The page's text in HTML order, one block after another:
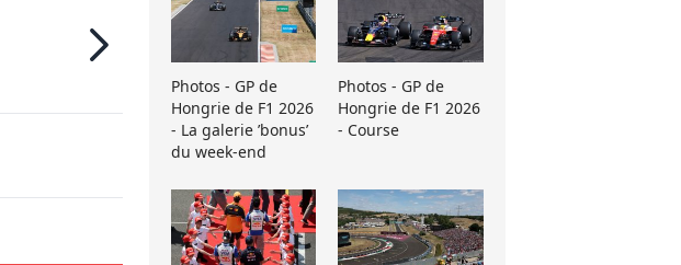
Photos - GP de
Hongrie de F1 2026
- La galerie ’bonus’
du week-end
Photos - GP de
Hongrie de F1 2026
- Course